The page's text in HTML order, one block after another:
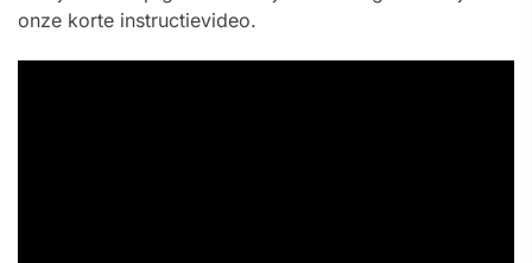
onze korte instructievideo.